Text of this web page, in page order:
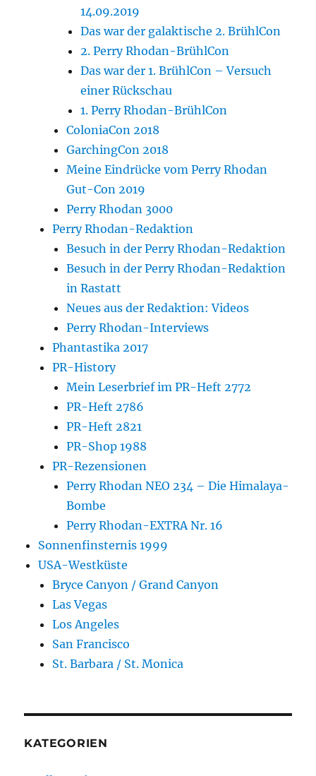
14.09.2019
Das war der galaktische 2. BrühlCon
2. Perry Rhodan-BrühlCon
Das war der 1. BrühlCon – Versuch
einer Rückschau
1. Perry Rhodan-BrühlCon
ColoniaCon 2018
GarchingCon 2018
Meine Eindrücke vom Perry Rhodan
Gut-Con 2019
Perry Rhodan 3000
Perry Rhodan-Redaktion
Besuch in der Perry Rhodan-Redaktion
Besuch in der Perry Rhodan-Redaktion
in Rastatt
Neues aus der Redaktion: Videos
Perry Rhodan-Interviews
Phantastika 2017
PR-History
Mein Leserbrief im PR-Heft 2772
PR-Heft 2786
PR-Heft 2821
PR-Shop 1988
PR-Rezensionen
Perry Rhodan NEO 234 – Die Himalaya-
Bombe
Perry Rhodan-EXTRA Nr. 16
Sonnenfinsternis 1999
USA-Westküste
Bryce Canyon / Grand Canyon
Las Vegas
Los Angeles
San Francisco
St. Barbara / St. Monica
KATEGORIEN